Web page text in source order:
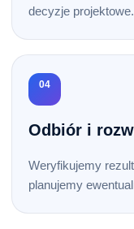
decyzje projektowe.
04
Odbiór i
Weryfikujemy
planujemy